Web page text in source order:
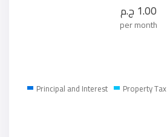
1.00 ج.م
per month
Principal and Interest Property Tax